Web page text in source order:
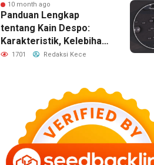
10 month ago
Panduan Lengkap
tentang Kain Despo:
Karakteristik, Kelebihan,
dan Manfaatnya
1701 Redaksi Kece